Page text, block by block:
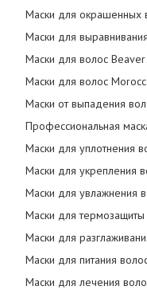
Маски для окрашенных
Маски для
Маски для волос
Маски для волос
Маски от выпадения
Профессиональная
Маски для уплотнения
Маски для укрепления
Маски для увлажнения
Маски для термозащиты
Маски для
Маски для питания
Маски для лечения